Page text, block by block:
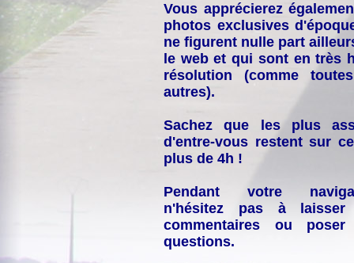
Vous apprécierez
photos exclusives
ne figurent nulle part
le web et qui sont en très
résolution (comme
autres).
Sachez que les plus
d'entre-vous restent sur
plus de 4h !
Pendant votre
n'hésitez pas à laisser
commentaires ou
questions.